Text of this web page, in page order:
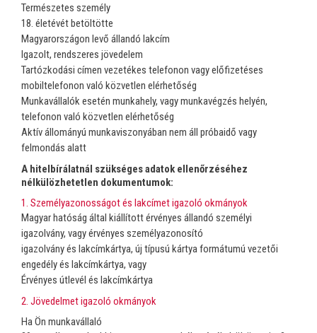
Természetes személy
18. életévét betöltötte
Magyarországon levő állandó lakcím
Igazolt, rendszeres jövedelem
Tartózkodási címen vezetékes telefonon vagy előfizetéses
mobiltelefonon való közvetlen elérhetőség
Munkavállalók esetén munkahely, vagy munkavégzés helyén,
telefonon való közvetlen elérhetőség
Aktív állományú munkaviszonyában nem áll próbaidő vagy
felmondás alatt
A hitelbírálatnál szükséges adatok ellenőrzéséhez
nélkülözhetetlen dokumentumok:
1. Személyazonosságot és lakcímet igazoló okmányok
Magyar hatóság által kiállított érvényes állandó személyi
igazolvány, vagy érvényes személyazonosító
igazolvány és lakcímkártya, új típusú kártya formátumú vezetői
engedély és lakcímkártya, vagy
Érvényes útlevél és lakcímkártya
2. Jövedelmet igazoló okmányok
Ha Ön munkavállaló